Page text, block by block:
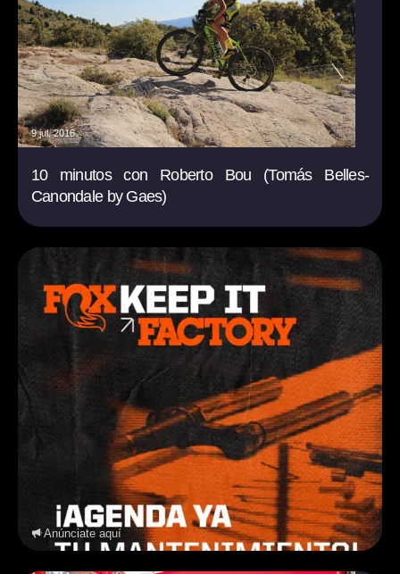
9 jul. 2016
10 minutos con Roberto Bou (Tomás Belles-
Canondale by Gaes)
Anúnciate aquí